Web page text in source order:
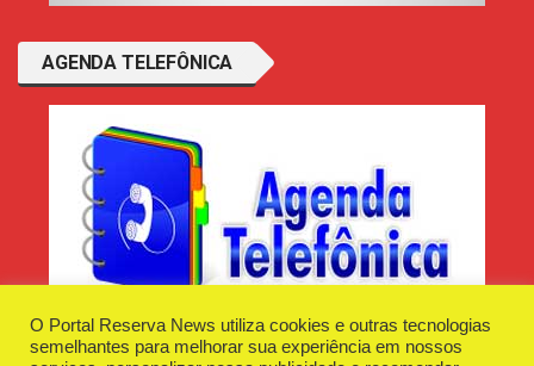
AGENDA TELEFÔNICA
O Portal Reserva News utiliza cookies e outras tecnologias
semelhantes para melhorar sua experiência em nossos